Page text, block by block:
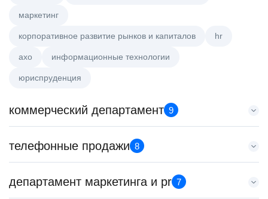
маркетинг
корпоративное развитие рынков и капиталов hr
axo информационные технологии
юриспруденция
коммерческий департамент 9
Аналитик данных (направление Enterprise продаж)
HeadHunter::Коммерческий департамент
з/п не указана
телефонные продажи 8
Менеджер по продажам в сегменте среднего и крупного
бизнеса
департамент маркетинга и pr 7